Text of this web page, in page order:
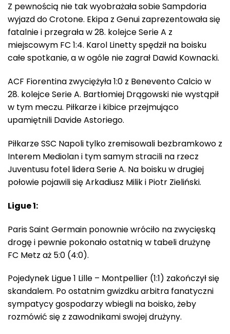
Z pewnością nie tak wyobrażała sobie Sampdoria
wyjazd do Crotone. Ekipa z Genui zaprezentowała się
fatalnie i przegrała w 28. kolejce Serie A z
miejscowym FC 1:4. Karol Linetty spędził na boisku
całe spotkanie, a w ogóle nie zagrał Dawid Kownacki.
ACF Fiorentina zwyciężyła 1:0 z Benevento Calcio w
28. kolejce Serie A. Bartłomiej Drągowski nie wystąpił
w tym meczu. Piłkarze i kibice przejmująco
upamiętnili Davide Astoriego.
Piłkarze SSC Napoli tylko zremisowali bezbramkowo z
Interem Mediolan i tym samym stracili na rzecz
Juventusu fotel lidera Serie A. Na boisku w drugiej
połowie pojawili się Arkadiusz Milik i Piotr Zieliński.
Ligue 1:
Paris Saint Germain ponownie wróciło na zwycięską
drogę i pewnie pokonało ostatnią w tabeli drużynę
FC Metz aż 5:0 (4:0).
Pojedynek Ligue 1 Lille – Montpellier (1:1) zakończył się
skandalem. Po ostatnim gwizdku arbitra fanatyczni
sympatycy gospodarzy wbiegli na boisko, żeby
rozmówić się z zawodnikami swojej drużyny.